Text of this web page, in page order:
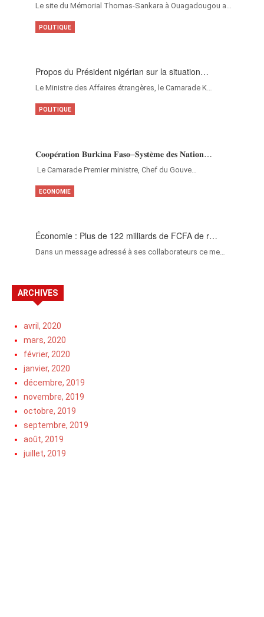
Le site du Mémorial Thomas-Sankara à Ouagadougou a…
Propos du Président nigérian sur la situation…
Le Ministre des Affaires étrangères, le Camarade K…
POLITIQUE
𝐂𝐨𝐨𝐩𝐞́𝐫𝐚𝐭𝐢𝐨𝐧 𝐁𝐮𝐫𝐤𝐢𝐧𝐚 𝐅𝐚𝐬𝐨–𝐒𝐲𝐬𝐭𝐞̀𝐦𝐞 𝐝𝐞𝐬 𝐍𝐚𝐭𝐢𝐨𝐧…
‎Le Camarade Premier ministre, Chef du Gouve…
POLITIQUE
Économie : Plus de 122 milliards de FCFA de r…
Dans un message adressé à ses collaborateurs ce me…
ECONOMIE
ARCHIVES
avril, 2020
mars, 2020
février, 2020
janvier, 2020
décembre, 2019
novembre, 2019
octobre, 2019
septembre, 2019
août, 2019
juillet, 2019